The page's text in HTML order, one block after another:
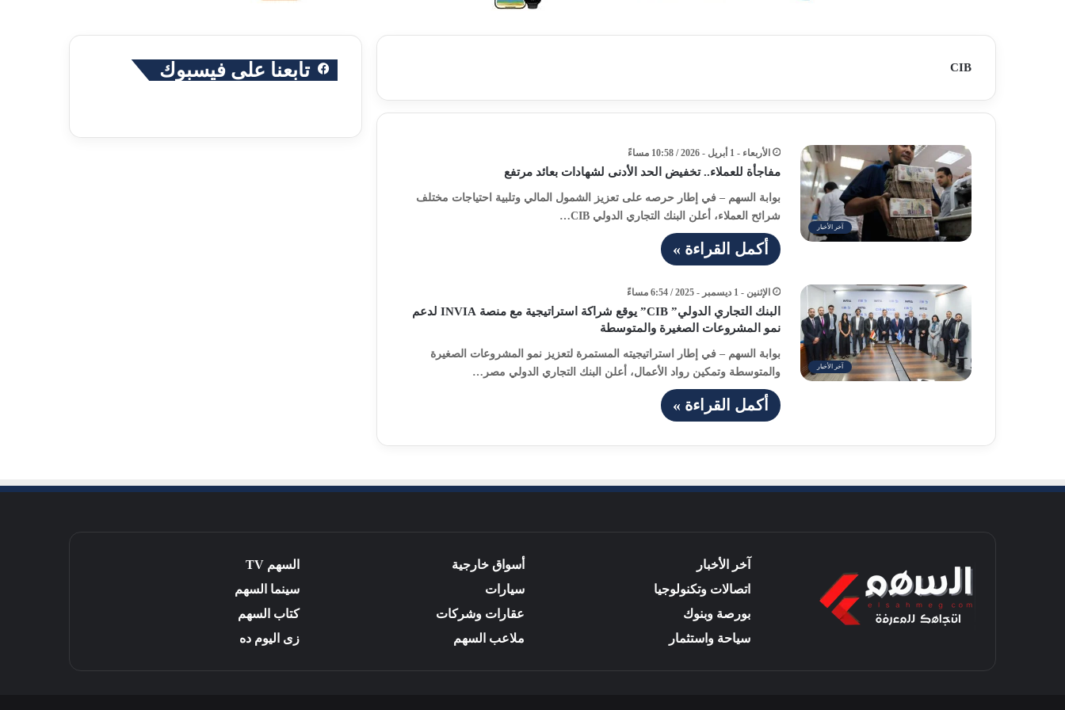
CIB
آخر الأخبار
الأربعاء - 1 أبريل - 2026 / 10:58 مساءً
مفاجأة للعملاء.. تخفيض الحد الأدنى لشهادات بعائد مرتفع
بوابة السهم – في إطار حرصه على تعزيز الشمول المالي وتلبية احتياجات مختلف
شرائح العملاء، أعلن البنك التجاري الدولي CIB…
أكمل القراءة »
آخر الأخبار
الإثنين - 1 ديسمبر - 2025 / 6:54 مساءً
البنك التجاري الدولي” CIB” يوقع شراكة استراتيجية مع منصة INVIA لدعم
نمو المشروعات الصغيرة والمتوسطة
بوابة السهم – في إطار استراتيجيته المستمرة لتعزيز نمو المشروعات الصغيرة
والمتوسطة وتمكين رواد الأعمال، أعلن البنك التجاري الدولي مصر…
أكمل القراءة »
تابعنا على فيسبوك
آخر الأخبار
اتصالات وتكنولوجيا
بورصة وبنوك
سياحة واستثمار
أسواق خارجية
سيارات
عقارات وشركات
ملاعب السهم
السهم TV
سينما السهم
كتاب السهم
زى اليوم ده